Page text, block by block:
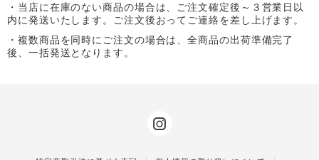
・当店に在庫のない商品の場合は、ご注文確定後～３営業日以
内に発送いたします。ご注文後おってご連絡を差し上げます。
・複数商品を同時にご注文の場合は、全商品の出荷準備完了
後、一括発送となります。